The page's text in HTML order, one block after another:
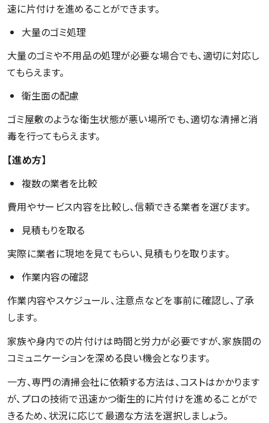
速に片付けを進めることができます。
大量のゴミ処理
大量のゴミや不用品の処理が必要な場合でも、適切に対応し
てもらえます。
衛生面の配慮
ゴミ屋敷のような衛生状態が悪い場所でも、適切な清掃と消
毒を行ってもらえます。
【進め方】
複数の業者を比較
費用やサービス内容を比較し、信頼できる業者を選びます。
見積もりを取る
実際に業者に現地を見てもらい、見積もりを取ります。
作業内容の確認
作業内容やスケジュール、注意点などを事前に確認し、了承
します。
家族や身内での片付けは時間と労力が必要ですが、家族間の
コミュニケーションを深める良い機会となります。
一方、専門の清掃会社に依頼する方法は、コストはかかります
が、プロの技術で迅速かつ衛生的に片付けを進めることがで
きるため、状況に応じて最適な方法を選択しましょう。